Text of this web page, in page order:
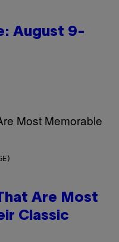
August 9-
Are Most
Classic